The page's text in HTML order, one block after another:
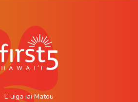
E uiga iai Matou